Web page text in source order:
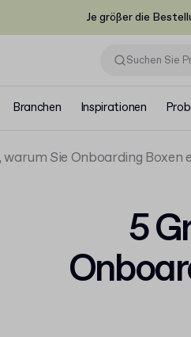
Je größer die
Branchen Inspirationen
warum Sie Onboarding Boxen
5